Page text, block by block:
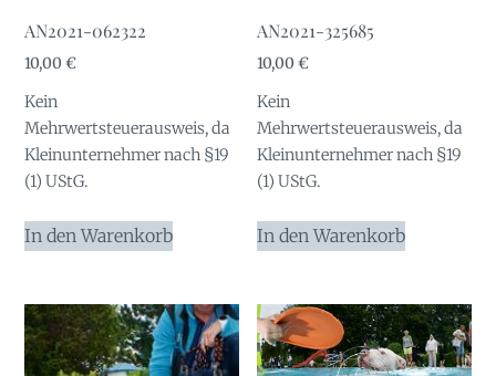
AN2021-062322
10,00€
Kein
Mehrwertsteuerausweis, da
Kleinunternehmer nach §19
(1) UStG.
In den Warenkorb
AN2021-325685
10,00€
Kein
Mehrwertsteuerausweis, da
Kleinunternehmer nach §19
(1) UStG.
In den Warenkorb